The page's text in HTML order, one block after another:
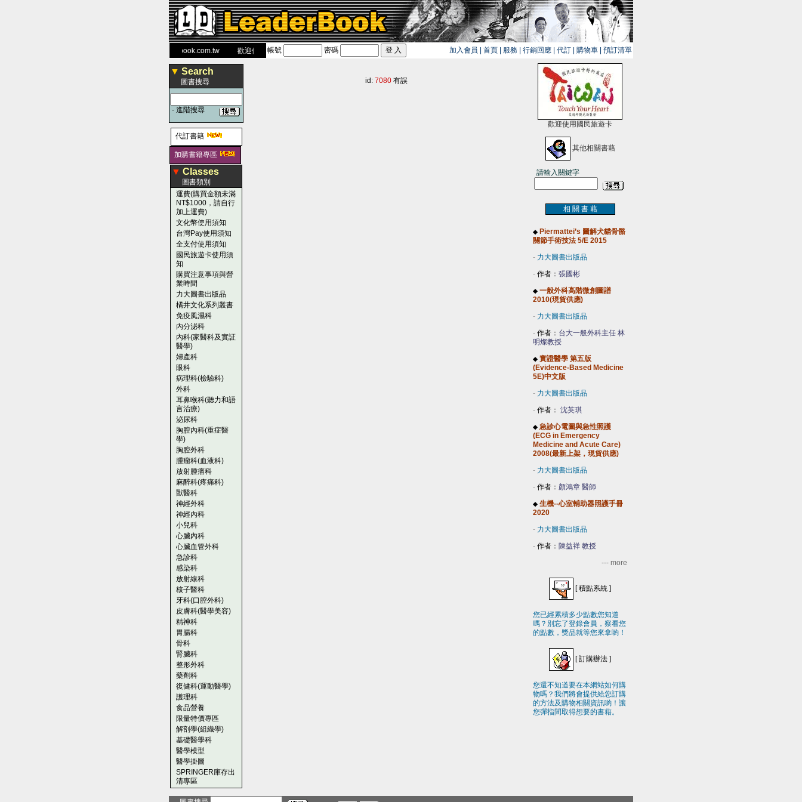
www.leaderbook.com.tw歡迎使用 國民旅遊卡！！
帳號 密碼 加入會員 首頁 服務 行銷回應 代訂 購物車 預訂清單
▼ Search
圖書搜尋
- 進階搜尋
代訂書籍
加購書籍專區
▼ Classes
圖書類別
運費(購買金額未滿
NT$1000，請自行
加上運費)
文化幣使用須知
台灣Pay使用須知
全支付使用須知
國民旅遊卡使用須
知
購買注意事項與營
業時間
力大圖書出版品
橘井文化系列叢書
免疫風濕科
內分泌科
內科(家醫科及實証
醫學)
婦產科
眼科
病理科(檢驗科)
外科
耳鼻喉科(聽力和語
言治療)
泌尿科
胸腔內科(重症醫
學)
胸腔外科
腫瘤科(血液科)
放射腫瘤科
麻醉科(疼痛科)
獸醫科
神經外科
神經內科
小兒科
心臟內科
心臟血管外科
急診科
感染科
放射線科
核子醫科
牙科(口腔外科)
皮膚科(醫學美容)
精神科
胃腸科
骨科
腎臟科
整形外科
藥劑科
復健科(運動醫學)
護理科
食品營養
限量特價專區
解剖學(組織學)
基礎醫學科
醫學模型
醫學掛圖
SPRINGER庫存出
清專區
id: 7080有誤
歡迎使用國民旅遊卡
其他相關書藉
請輸入關鍵字
相 關 書 藉
◆ Piermattei’s 圖解犬貓骨骼
關節手術技法 5/E 2015
- 力大圖書出版品
- 作者： 張國彬
◆ 一般外科高階微創圖譜
2010(現貨供應)
- 力大圖書出版品
- 作者： 台大一般外科主任 林
明燦教授
◆ 實證醫學 第五版
(Evidence-Based Medicine
5E)中文版
- 力大圖書出版品
- 作者： 沈英琪
◆ 急診心電圖與急性照護
(ECG in Emergency
Medicine and Acute Care)
2008(最新上架，現貨供應)
- 力大圖書出版品
- 作者： 顏鴻章 醫師
◆ 生機--心室輔助器照護手冊
2020
- 力大圖書出版品
- 作者： 陳益祥 教授
--- more
[積點系統 ]
您已經累積多少點數您知道
嗎？別忘了登錄會員，察看您
的點數，獎品就等您來拿喲！
[訂購辦法 ]
您還不知道要在本網站如何購
物嗎？我們將會提供給您訂購
的方法及購物相關資訊喲！讓
您彈指間取得想要的書藉。